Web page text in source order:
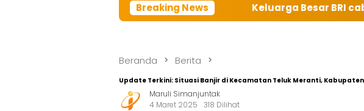
Breaking News
Keluarga Besar BRI cabangTarutung Gelar Ibadah
Beranda Berita
Update Terkini: Situasi Banjir di Kecamatan Teluk Meranti,
Maruli Simanjuntak
4 Maret 2025
318 Dilihat